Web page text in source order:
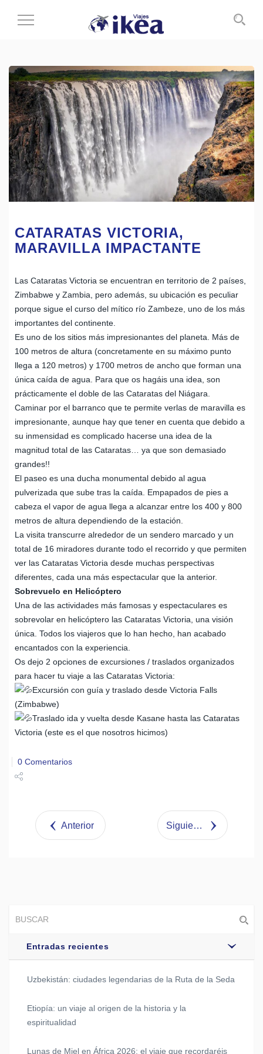
Cambiar
navegación
CATARATAS VICTORIA,
MARAVILLA IMPACTANTE
Las Cataratas Victoria se encuentran en territorio de 2 países,
Zimbabwe y Zambia, pero además, su ubicación es peculiar
porque sigue el curso del mítico río Zambeze, uno de los más
importantes del continente.
Es uno de los sitios más impresionantes del planeta. Más de
100 metros de altura (concretamente en su máximo punto
llega a 120 metros) y 1700 metros de ancho que forman una
única caída de agua. Para que os hagáis una idea, son
prácticamente el doble de las Cataratas del Niágara.
Caminar por el barranco que te permite verlas de maravilla es
impresionante, aunque hay que tener en cuenta que debido a
su inmensidad es complicado hacerse una idea de la
magnitud total de las Cataratas… ya que son demasiado
grandes!!
El paseo es una ducha monumental debido al agua
pulverizada que sube tras la caída. Empapados de pies a
cabeza el vapor de agua llega a alcanzar entre los 400 y 800
metros de altura dependiendo de la estación.
La visita transcurre alrededor de un sendero marcado y un
total de 16 miradores durante todo el recorrido y que permiten
ver las Cataratas Victoria desde muchas perspectivas
diferentes, cada una más espectacular que la anterior.
Sobrevuelo en Helicóptero
Una de las actividades más famosas y espectaculares es
sobrevolar en helicóptero las Cataratas Victoria, una visión
única. Todos los viajeros que lo han hecho, han acabado
encantados con la experiencia.
Os dejo 2 opciones de excursiones / traslados organizados
para hacer tu viaje a las Cataratas Victoria:
Excursión con guía y traslado desde Victoria Falls
(Zimbabwe)
Traslado ida y vuelta desde Kasane hasta las Cataratas
Victoria (este es el que nosotros hicimos)
0 Comentarios
Tweet
Anterior Siguiente
Entradas recientes
Uzbekistán: ciudades legendarias de la Ruta de la Seda
Etiopía: un viaje al origen de la historia y la
espiritualidad
Lunas de Miel en África 2026: el viaje que recordaréis